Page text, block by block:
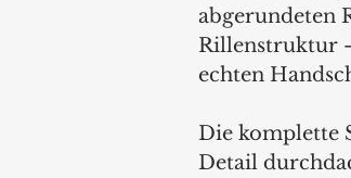
abgerundeten
Rillenstruktur
echten
Die komplette
Detail